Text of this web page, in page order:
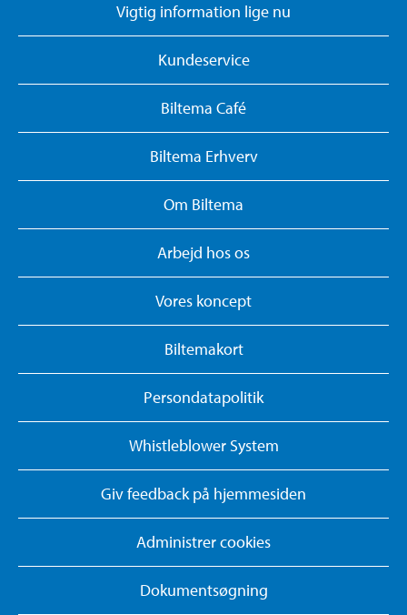
Vigtig information lige nu
Kundeservice
Biltema Café
Biltema Erhverv
Om Biltema
Arbejd hos os
Vores koncept
Biltemakort
Persondatapolitik
Whistleblower System
Giv feedback på hjemmesiden
Administrer cookies
Dokumentsøgning